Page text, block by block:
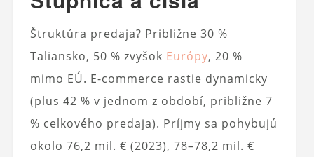
Štruktúra predaja? Približne 30 %
Taliansko, 50 % zvyšok Európy, 20 %
mimo EÚ. E-commerce rastie dynamicky
(plus 42 % v jednom z období, približne 7
% celkového predaja). Príjmy sa pohybujú
okolo 76,2 mil. € (2023), 78–78,2 mil. €